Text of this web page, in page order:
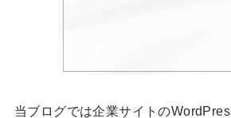
当ブログでは企業サイトの